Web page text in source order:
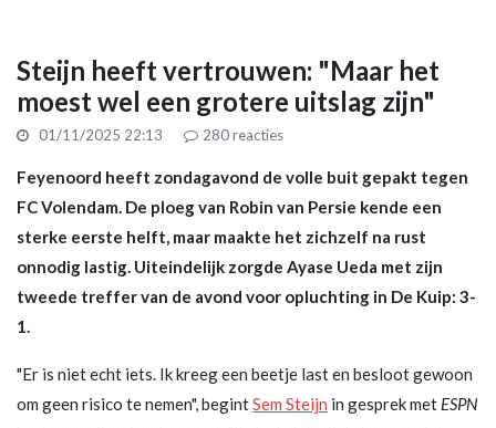
Steijn heeft vertrouwen: "Maar het
moest wel een grotere uitslag zijn"
01/11/2025 22:13 280reacties
Feyenoord heeft zondagavond de volle buit gepakt tegen
FC Volendam. De ploeg van Robin van Persie kende een
sterke eerste helft, maar maakte het zichzelf na rust
onnodig lastig. Uiteindelijk zorgde Ayase Ueda met zijn
tweede treffer van de avond voor opluchting in De Kuip: 3-
1.
"Er is niet echt iets. Ik kreeg een beetje last en besloot gewoon
om geen risico te nemen", begintSem Steijn in gesprek met ESPN